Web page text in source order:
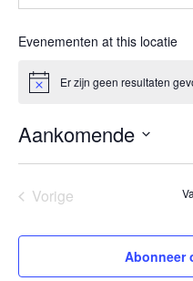
Evenementen at this locatie
BerichtEr zijn geen resultaten
Aankomende
Selecteer
datum.
Vorige
Abonneer